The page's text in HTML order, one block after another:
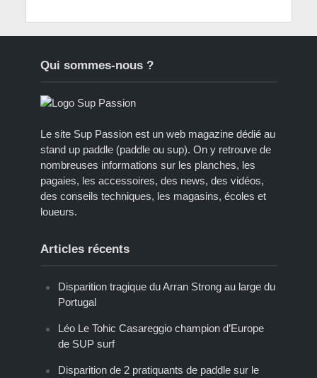
Qui sommes-nous ?
Le site Sup Passion est un web magazine dédié au
stand up paddle (paddle ou sup). On y retrouve de
nombreuses informations sur les planches, les
pagaies, les accessoires, des news, des vidéos,
des conseils techniques, les magasins, écoles et
loueurs.
Articles récents
Disparition tragique du Arran Strong au large du
Portugal
Léo Le Tohic Casareggio champion d’Europe
de SUP surf
Disparition de 2 pratiquants de paddle sur le